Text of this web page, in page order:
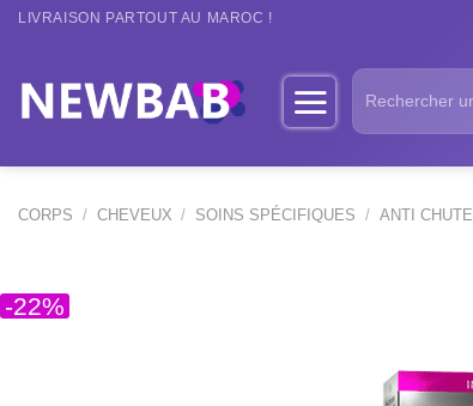
Passer
LIVRAISON PARTOUT AU MAROC !
Recherche
pour :
CORPS / CHEVEUX / SOINS SPÉCIFIQUES / ANTI CHUTE
-22%